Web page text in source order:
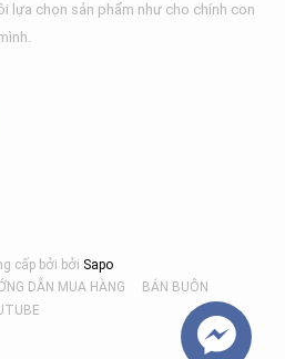
lựa chọn sản phẩm như cho chính con
cấp bởi bởi Sapo
DẪN MUA HÀNG
BÁN BUÔN